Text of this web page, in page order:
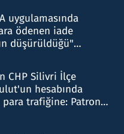
uygulamasında
ödenen iade
düşürüldüğü"
CHP Silivri İlçe
hesabında
trafiğine: Patron